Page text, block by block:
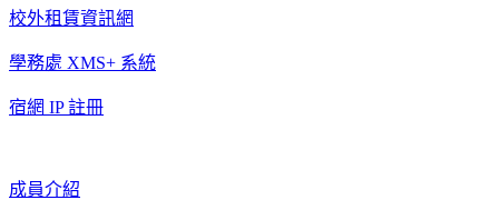
校外租賃資訊網
學務處 XMS+ 系統
宿網 IP 註冊
成員介紹